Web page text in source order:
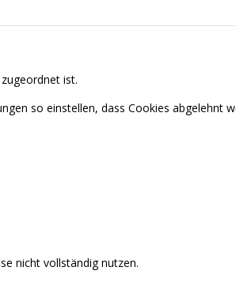
ist.
so einstellen, dass Cookies abgelehnt
nicht vollständig nutzen.